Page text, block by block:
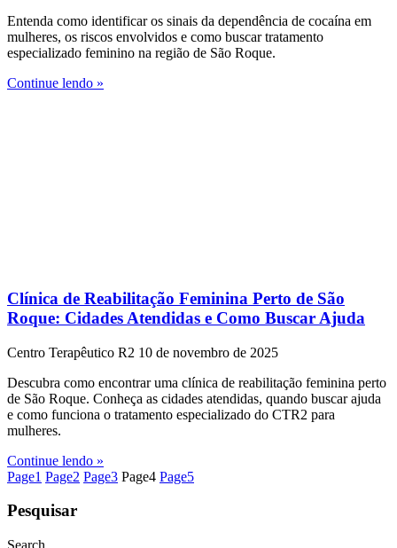
Entenda como identificar os sinais da dependência de cocaína em
mulheres, os riscos envolvidos e como buscar tratamento
especializado feminino na região de São Roque.
Continue lendo »
Clínica de Reabilitação Feminina Perto de São
Roque: Cidades Atendidas e Como Buscar Ajuda
Centro Terapêutico R2 10 de novembro de 2025
Descubra como encontrar uma clínica de reabilitação feminina perto
de São Roque. Conheça as cidades atendidas, quando buscar ajuda
e como funciona o tratamento especializado do CTR2 para
mulheres.
Continue lendo »
Page1 Page2 Page3 Page4 Page5
Pesquisar
Search